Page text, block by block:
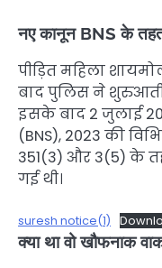
नए कानून BNS के
पीड़ित महिला
बाद पुलिस ने शुरुआती
इसके बाद 2 जुलाई
(BNS), 2023 की
351(3) और 3(5) के
गई थी।
suresh notice(1)
क्या था वो खौफनाक